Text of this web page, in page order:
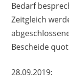
Bedarf
Zeitgleich
Bescheide
28.09.2019: